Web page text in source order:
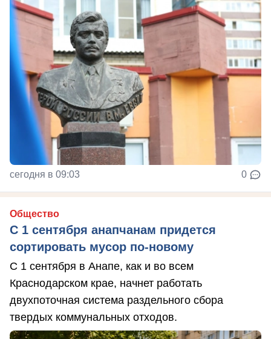
сегодня в 09:03 0
Общество
С 1 сентября анапчанам придется
сортировать мусор по-новому
С 1 сентября в Анапе, как и во всем
Краснодарском крае, начнет работать
двухпоточная система раздельного сбора
твердых коммунальных отходов.